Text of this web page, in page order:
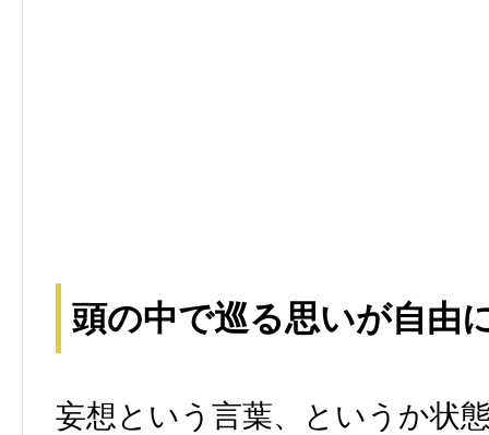
頭の中で巡る思いが自由
妄想という言葉、というか状